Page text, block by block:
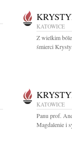
KATOWICE
Z wielkim
śmierci
KATOWICE
Panu prof.
Magdalenie i